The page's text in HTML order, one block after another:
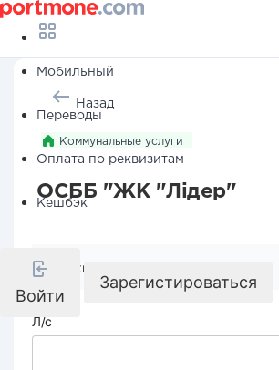
Мобильный
Переводы
Оплата по реквизитам
Кешбэк
Войти
Зарегистироваться
Назад
Коммунальные услуги
ОСББ "ЖК "Лідер"
Реквизиты компании
Л/с